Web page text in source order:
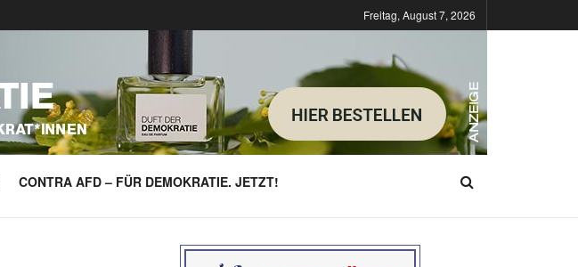
Freitag, August 7, 2026
CONTRA AFD – FÜR DEMOKRATIE. JETZT!